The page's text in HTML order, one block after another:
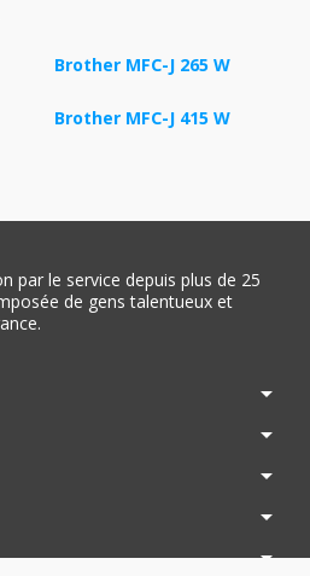
Brother MFC-J 265 W
Brother MFC-J 415 W
par le service depuis plus de 25
de gens talentueux et
arrow_drop_down
arrow_drop_down
arrow_drop_down
arrow_drop_down
arrow_drop_down